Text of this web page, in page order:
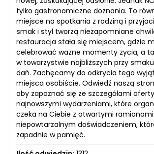
tylko gastronomiczne doznania. To
miejsce na spotkania z rodziną i
smak i styl tworzą niezapomniane
restauracja stała się miejscem, gdzie
celebrować ważne momenty życia, a
w towarzystwie najbliższych przy
dań. Zachęcamy do odkrycia tego
miejsca osobiście. Odwiedź naszą
aby zapoznać się ze szczegółami
najnowszymi wydarzeniami, które
czeka na Ciebie z otwartymi
niepowtarzalnym doświadczeniem,
zapadnie w pamięć.